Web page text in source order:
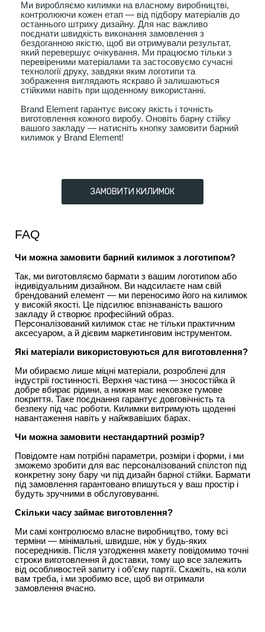
Ми виробляємо килимки на власному виробництві,
контролюючи кожен етап — від підбору матеріалів до
останнього штриху дизайну. Для нас важливо
поєднати швидкість виконання замовлення з
бездоганною якістю, щоб ви отримували результат,
який перевершує очікування. Ми працюємо тільки з
перевіреними матеріалами та застосовуємо сучасні
технології друку, завдяки яким логотипи та
зображення виглядають яскраво й залишаються
стійкими навіть при щоденному використанні.
Brand Element гарантує високу якість і точність
виготовлення кожного виробу. Оновіть барну стійку
вашого закладу — натисніть кнопку замовити барний
килимок у Brand Element!
ЗАМОВИТИ КИЛИМОК
FAQ
Чи можна замовити барний килимок з логотипом?
Так, ми виготовляємо бармати з вашим логотипом або
індивідуальним дизайном. Ви надсилаєте нам свій
брендований елемент — ми переносимо його на килимок
у високій якості. Це підсилює впізнаваність вашого
закладу й створює професійний образ.
Персоналізований килимок стає не тільки практичним
аксесуаром, а й дієвим маркетинговим інструментом.
Які матеріали використовуються для виготовлення?
Ми обираємо лише міцні матеріали, розроблені для
індустрії гостинності. Верхня частина — зносостійка й
добре вбирає рідини, а нижня має нековзке гумове
покриття. Таке поєднання гарантує довговічність та
безпеку під час роботи. Килимки витримують щоденні
навантаження навіть у найжвавіших барах.
Чи можна замовити нестандартний розмір?
Повідомте нам потрібні параметри, розміри і форми, і ми
зможемо зробити для вас персоналізований спілстоп під
конкретну зону бару чи під дизайн барної стійки. Бармати
під замовлення гарантовано впишуться у ваш простір і
будуть зручними в обслуговуванні.
Скільки часу займає виготовлення?
Ми самі контролюємо власне виробництво, тому всі
терміни — мінімальні, швидше, ніж у будь-яких
посередників. Після узгодження макету повідомимо точні
строки виготовлення й доставки, тому що все залежить
від особливостей запиту і об’єму партії. Скажіть, на коли
вам треба, і ми зробимо все, щоб ви отримали
замовлення вчасно.